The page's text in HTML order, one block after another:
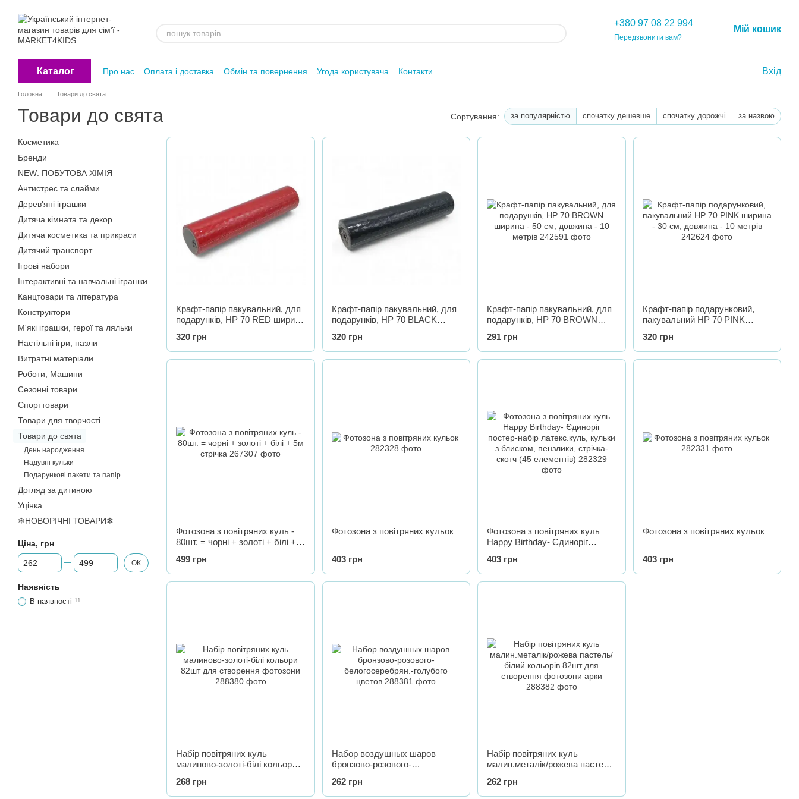
+380 97 08 22 994
Передзвонити вам?
Мій кошик
Каталог Про нас Оплата і доставка Обмін та повернення Угода користувача Контакти Вхід
Головна Товари до свята
Товари до свята Сортування: за популярністю спочатку дешевше спочатку дорожчі за назвою
Крафт-папір пакувальний, для
подарунків, HP 70 RED ширина
320 грн
Крафт-папір пакувальний, для
подарунків, HP 70 BLACK
метрів
320 грн
Крафт-папір пакувальний, для
подарунків, HP 70 BROWN
метрів
291 грн
Крафт-папір подарунковий,
пакувальний HP 70 PINK
метрів
320 грн
Фотозона з повітряних куль -
80шт. = чорні + золоті + білі +
499 грн
Фотозона з повітряних кульок
403 грн
Фотозона з повітряних куль
Happy Birthday- Єдиноріг
кульки з блиском, пензлики,
стрічка-скотч (45 елементів)
403 грн
Фотозона з повітряних кульок
403 грн
Набір повітряних куль
малиново-золоті-білі кольори
268 грн
Набор воздушных шаров
бронзово-розового-
цветов
262 грн
Набір повітряних куль
малин.металік/рожева пастель/
створення фотозони арки
262 грн
Косметика
Бренди
NEW: ПОБУТОВА ХІМІЯ
Антистрес та слайми
Дерев'яні іграшки
Дитяча кімната та декор
Дитяча косметика та прикраси
Дитячий транспорт
Ігрові набори
Інтерактивні та навчальні іграшки
Канцтовари та література
Конструктори
М'які іграшки, герої та ляльки
Настільні ігри, пазли
Витратні матеріали
Роботи, Машини
Сезонні товари
Спорттовари
Товари для творчості
Товари до свята
День народження
Надувні кульки
Подарункові пакети та папір
Догляд за дитиною
Уцінка
❄НОВОРІЧНІ ТОВАРИ❄
Ціна, грн
Від Ціна, грн
До Ціна, грн ОК
Наявність
В наявності 11